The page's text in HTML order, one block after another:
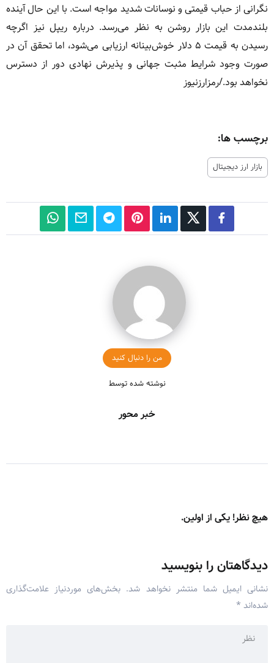
نگرانی از حباب قیمتی و نوسانات شدید مواجه است. با این حال آینده
بلندمدت این بازار روشن به نظر می‌رسد. درباره ریپل نیز اگرچه
رسیدن به قیمت ۵ دلار خوش‌بینانه ارزیابی می‌شود، اما تحقق آن در
صورت وجود شرایط مثبت جهانی و پذیرش نهادی دور از دسترس
نخواهد بود./رمزارزنیوز
برچسب ها:
بازار ارز دیجیتال
من را دنبال کنید
نوشته شده توسط
خبر محور
هیچ نظر! یکی از اولین.
دیدگاهتان را بنویسید
نشانی ایمیل شما منتشر نخواهد شد. بخش‌های موردنیاز علامت‌گذاری
شده‌اند *